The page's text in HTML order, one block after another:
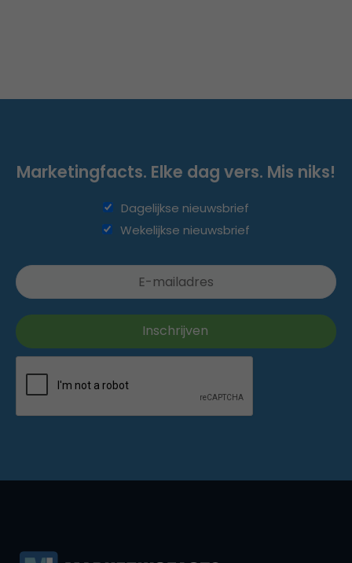
Marketingfacts. Elke dag vers. Mis niks!
Dagelijkse nieuwsbrief
Wekelijkse nieuwsbrief